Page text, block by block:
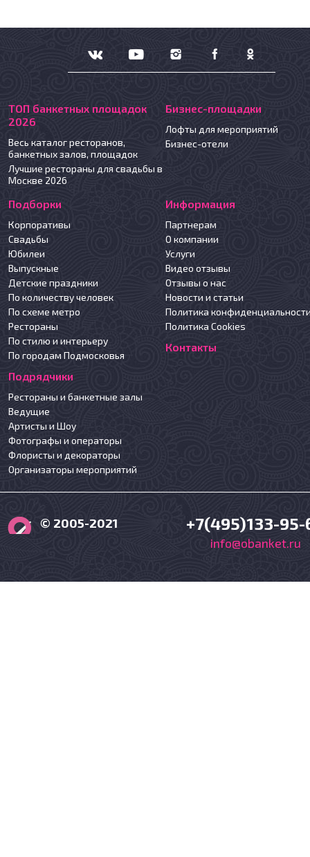
ТОП банкетных площадок
2026
Весь каталог ресторанов,
банкетных залов, площадок
Лучшие рестораны для свадьбы в
Москве 2026
Бизнес-площадки
Лофты для мероприятий
Бизнес-отели
Подборки
Корпоративы
Свадьбы
Юбилеи
Выпускные
Детские праздники
По количеству человек
По схеме метро
Рестораны
По стилю и интерьеру
По городам Подмосковья
Подрядчики
Рестораны и банкетные залы
Ведущие
Артисты и Шоу
Фотографы и операторы
Флористы и декораторы
Организаторы мероприятий
Информация
Партнерам
О компании
Услуги
Видео отзывы
Отзывы о нас
Новости и статьи
Политика
Политика Cookies
Контакты
© 2005-2021 +7(495)133-95-
info@obanket.ru